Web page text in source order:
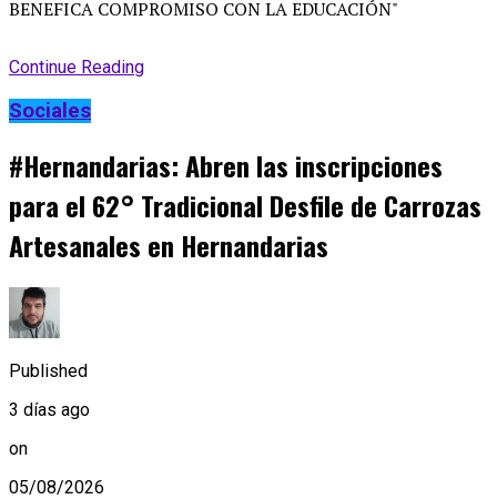
Continue Reading
Sociales
#Hernandarias: Abren las inscripciones
para el 62° Tradicional Desfile de Carrozas
Artesanales en Hernandarias
Published
3 días ago
on
05/08/2026